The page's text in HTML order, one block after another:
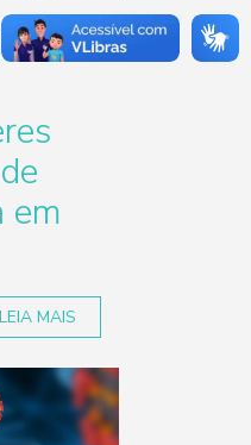
em
LEIA MAIS